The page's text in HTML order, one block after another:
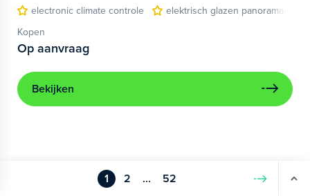
electronic climate controle
elektrisch glazen panorama-dak
Kopen
Op aanvraag
Bekijken
1 2 ... 52 Volgende